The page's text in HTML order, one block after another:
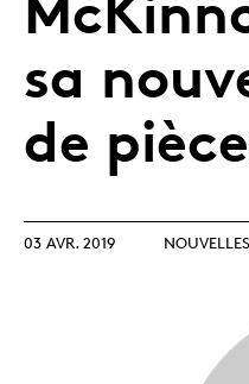
sa
de
03 AVR. 2019 NOUVELLES